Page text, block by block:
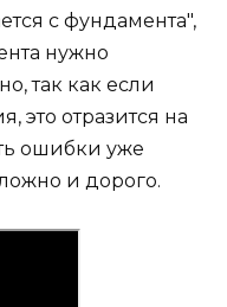
с фундамента",
нужно
так как если
это отразится на
ошибки уже
и дорого.